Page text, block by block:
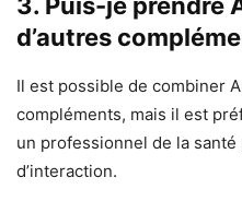
d’autres
Il est possible de combiner
compléments, mais il est
un professionnel de la
d’interaction.